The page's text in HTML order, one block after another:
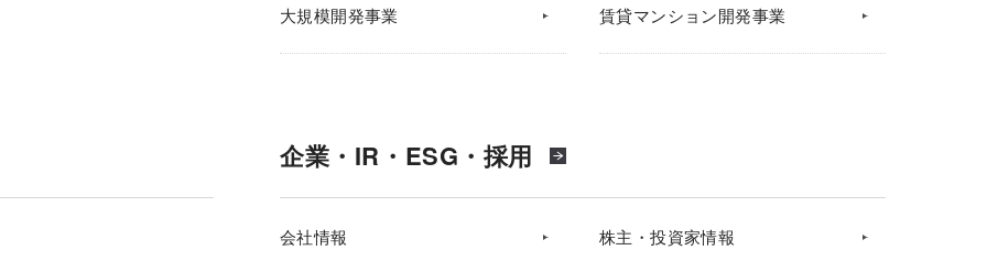
大規模開発事業 賃貸マンション開発事業
企業・IR・ESG・採用
会社情報 株主・投資家情報